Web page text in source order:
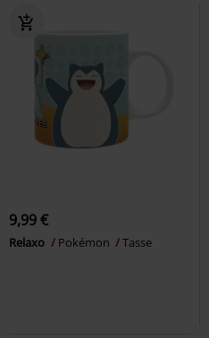
9,99 €
Relaxo Pokémon Tasse